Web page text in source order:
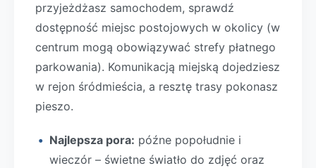
przyjeżdżasz samochodem, sprawdź
dostępność miejsc postojowych w okolicy (w
centrum mogą obowiązywać strefy płatnego
parkowania). Komunikacją miejską dojedziesz
w rejon śródmieścia, a resztę trasy pokonasz
pieszo.
Najlepsza pora: późne popołudnie i
wieczór – świetne światło do zdjęć oraz